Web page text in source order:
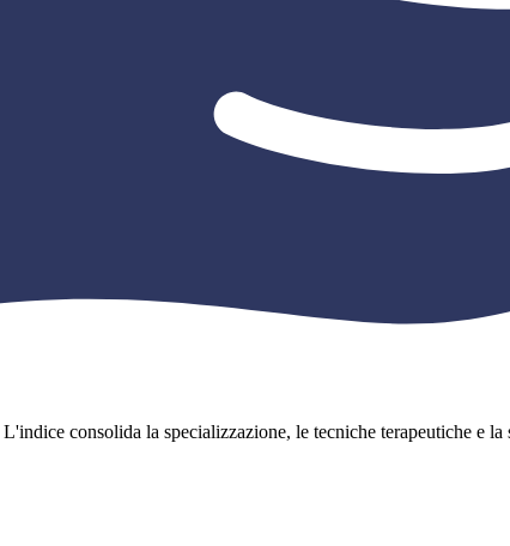
L'indice consolida la specializzazione, le tecniche terapeutiche e